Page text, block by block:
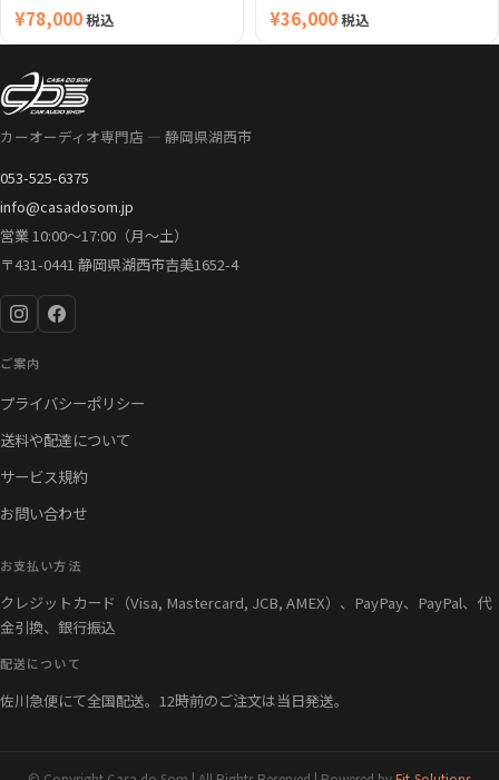
¥78,000税込 ¥36,000税込
カーオーディオ専門店 — 静岡県湖西市
053-525-6375
info@casadosom.jp
営業 10:00〜17:00（月〜土）
〒431-0441 静岡県湖西市吉美1652-4
ご案内
プライバシーポリシー
送料や配達について
サービス規約
お問い合わせ
お支払い方法
クレジットカード（Visa, Mastercard, JCB, AMEX）、PayPay、PayPal、代
金引換、銀行振込
配送について
佐川急便にて全国配送。12時前のご注文は当日発送。